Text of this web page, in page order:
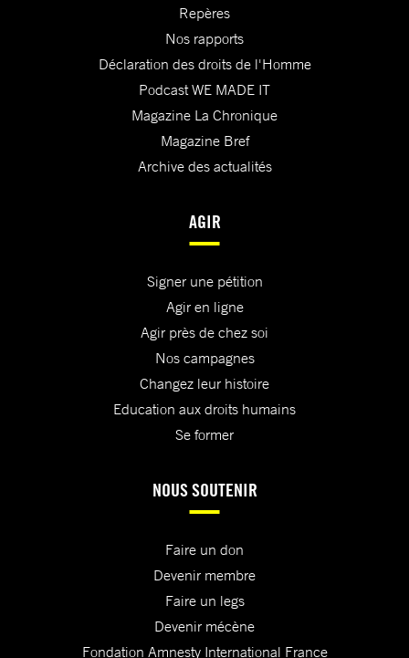
Repères
Nos rapports
Déclaration des droits de l'Homme
Podcast WE MADE IT
Magazine La Chronique
Magazine Bref
Archive des actualités
AGIR
Signer une pétition
Agir en ligne
Agir près de chez soi
Nos campagnes
Changez leur histoire
Education aux droits humains
Se former
NOUS SOUTENIR
Faire un don
Devenir membre
Faire un legs
Devenir mécène
Fondation Amnesty International France